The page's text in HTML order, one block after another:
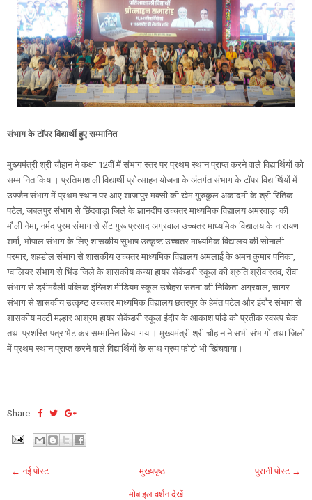
संभाग के टॉपर विद्यार्थी हुए सम्मानित
मुख्यमंत्री श्री चौहान ने कक्षा 12वीं में संभाग स्तर पर प्रथम स्थान प्राप्त करने वाले विद्यार्थियों को
सम्मानित किया। प्रतिभाशाली विद्यार्थी प्रोत्साहन योजना के अंतर्गत संभाग के टॉपर विद्यार्थियों में
उज्जैन संभाग में प्रथम स्थान पर आए शाजापुर मक्सी की खेम गुरुकुल अकादमी के श्री रितिक
पटेल, जबलपुर संभाग से छिंदवाड़ा जिले के ज्ञानदीप उच्चतर माध्यमिक विद्यालय अमरवाड़ा की
मौली नेमा, नर्मदापुरम संभाग से सेंट गुरू प्रसाद अग्रवाल उच्चतर माध्यमिक विद्यालय के नारायण
शर्मा, भोपाल संभाग के लिए शासकीय सुभाष उत्कृष्ट उच्चतर माध्यमिक विद्यालय की सोनाली
परमार, शहडोल संभाग से शासकीय उच्चतर माध्यमिक विद्यालय अमलाई के अमन कुमार पनिका,
ग्वालियर संभाग से भिंड जिले के शासकीय कन्या हायर सेकेंडरी स्कूल की श्रुति श्रीवास्तव, रीवा
संभाग से ड्रीमवैली पब्लिक इंग्लिश मीडियम स्कूल उचेहरा सतना की निकिता अग्रवाल, सागर
संभाग से शासकीय उत्कृष्ट उच्चतर माध्यमिक विद्यालय छतरपुर के हेमंत पटेल और इंदौर संभाग से
शासकीय मल्टी मल्हार आश्रम हायर सेकेंडरी स्कूल इंदौर के आकाश पांडे को प्रतीक स्वरूप चेक
तथा प्रशस्ति-पत्र भेंट कर सम्मानित किया गया। मुख्यमंत्री श्री चौहान ने सभी संभागों तथा जिलों
में प्रथम स्थान प्राप्त करने वाले विद्यार्थियों के साथ ग्रुप फोटो भी खिंचवाया।
Share:
← नई पोस्ट पुरानी पोस्ट →
मुख्यपृष्ठ
मोबाइल वर्शन देखें